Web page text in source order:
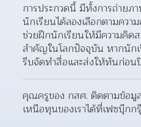
การประกวดนี้ มีทั้งการถ่ายภ
นักเรียนได้ลองเลือกตามคว
ช่วยฝึกนักเรียนให้มีความคิด
สำคัญในโลกปัจจุบัน หากนัก
รีบจัดทำสื่อและส่งให้ทันก่อ
คุณครูของ กสศ. ติดตามข้อมู
เหนือทุนของเราได้ที่เฟซบุ๊ก